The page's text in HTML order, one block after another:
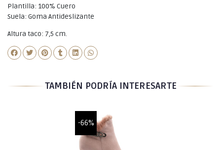
Plantilla: 100% Cuero
Suela: Goma Antideslizante
Altura taco: 7,5 cm.
TAMBIÉN PODRÍA INTERESARTE
-66%